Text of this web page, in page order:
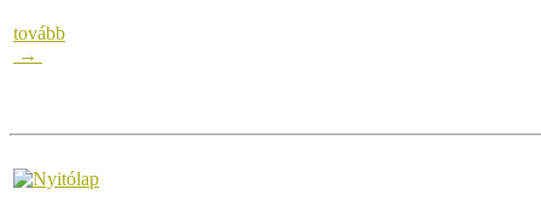
tovább
→